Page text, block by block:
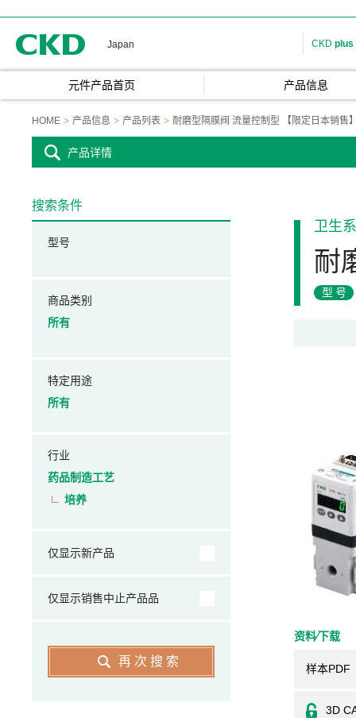
Japan CKD plus
元件产品首页 产品信息
HOME 产品信息 产品列表 耐磨型隔膜阀 流量控制型 【限定日本销售
产品详情
卫生
耐
型号
资料⁄下载
样本PDF
3D
搜索条件
型号
商品类别
所有
特定用途
所有
行业
药品制造工艺
培养
仅显示新产品
仅显示销售中止产品品
再次搜索